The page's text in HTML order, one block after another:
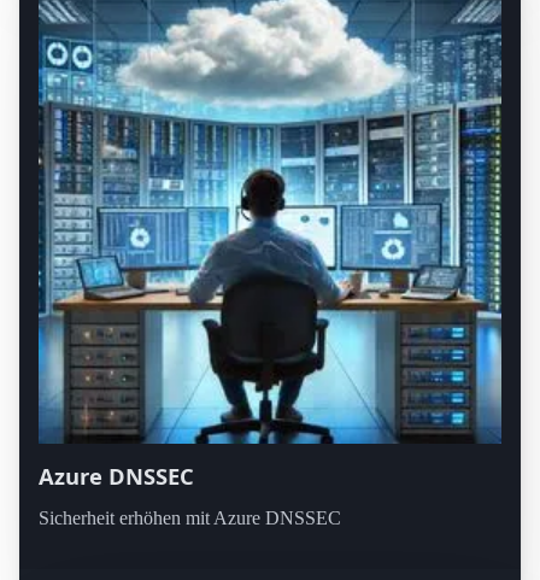
Azure DNSSEC
Sicherheit erhöhen mit Azure DNSSEC